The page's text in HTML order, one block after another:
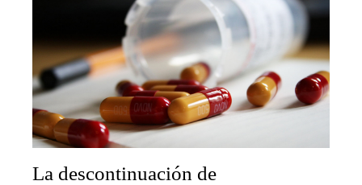
La descontinuación de